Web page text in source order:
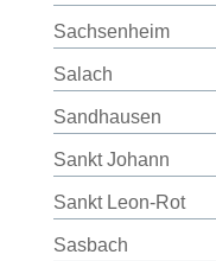
Sachsenheim
Salach
Sandhausen
Sankt Johann
Sankt Leon-Rot
Sasbach